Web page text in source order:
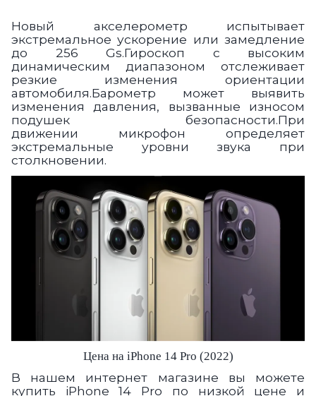
Новый акселерометр испытывает
экстремальное ускорение или замедление
до 256 Gs.Гироскоп с высоким
динамическим диапазоном отслеживает
резкие изменения ориентации
автомобиля.Барометр может выявить
изменения давления, вызванные износом
подушек безопасности.При
движении микрофон определяет
экстремальные уровни звука при
столкновении.
Цена на iPhone 14 Pro (2022)
В нашем интернет магазине вы можете
купить iPhone 14 Pro по низкой цене и